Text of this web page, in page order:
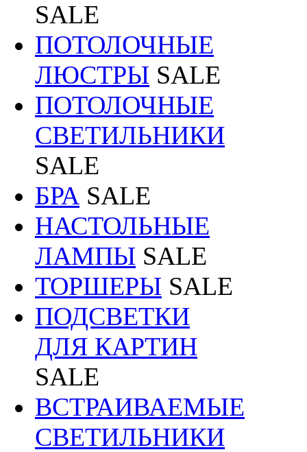
SALE
ПОТОЛОЧНЫЕ
ЛЮСТРЫ SALE
ПОТОЛОЧНЫЕ
СВЕТИЛЬНИКИ
SALE
БРА SALE
НАСТОЛЬНЫЕ
ЛАМПЫ SALE
ТОРШЕРЫ SALE
ПОДСВЕТКИ
ДЛЯ КАРТИН
SALE
ВСТРАИВАЕМЫЕ
СВЕТИЛЬНИКИ